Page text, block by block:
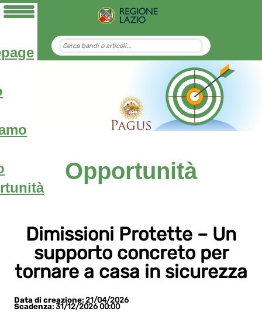
Opportunità
Dimissioni Protette – Un
supporto concreto per
tornare a casa in sicurezza
Data di creazione: 21/04/2026
Scadenza: 31/12/2026 00:00